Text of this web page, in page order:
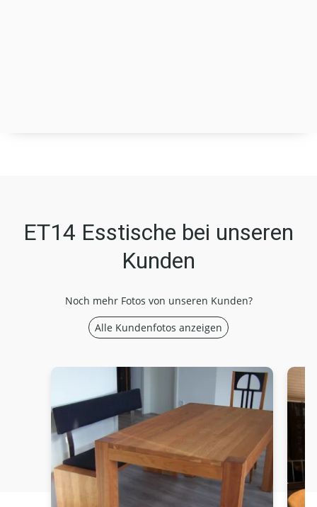
ET14 Esstische bei unseren
Kunden
Noch mehr Fotos von unseren Kunden?
Alle Kundenfotos anzeigen